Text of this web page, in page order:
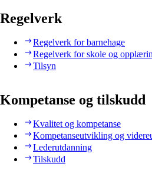
Regelverk
Regelverk for barnehage
Regelverk for skole og
Tilsyn
Kompetanse og tilskudd
Kvalitet og kompetanse
Kompetanseutvikling og
Lederutdanning
Tilskudd